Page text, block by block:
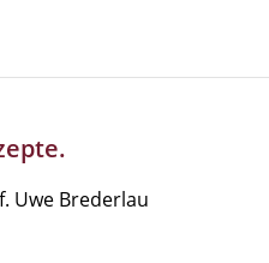
Uwe Brederlau